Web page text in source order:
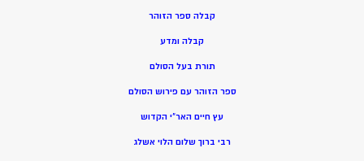
קבלה ספר הזוהר
קבלה ומדע
תורת בעל הסולם
ספר הזוהר עם פירוש הסולם
עץ חיים האר”י הקדוש
רבי ברוך שלום הלוי אשלג